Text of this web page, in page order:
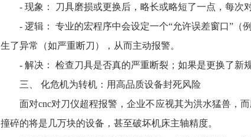
- 现象： 刀具磨损或更换后，略长或略短了一点，每次
- 逻辑： 专业的宏程序中会设定一个“允许误差窗口”（
生了异常（如严重断刀），从而主动报警。
- 解决： 检查刀具是否真的严重断裂；如果是更换了新
三、 化危机为转机：用高品质设备封死风险
面对cnc对刀仪超程报警，企业不应视其为洪水猛兽，
撞碎的将是几万块的设备，甚至破坏机床主轴精度。